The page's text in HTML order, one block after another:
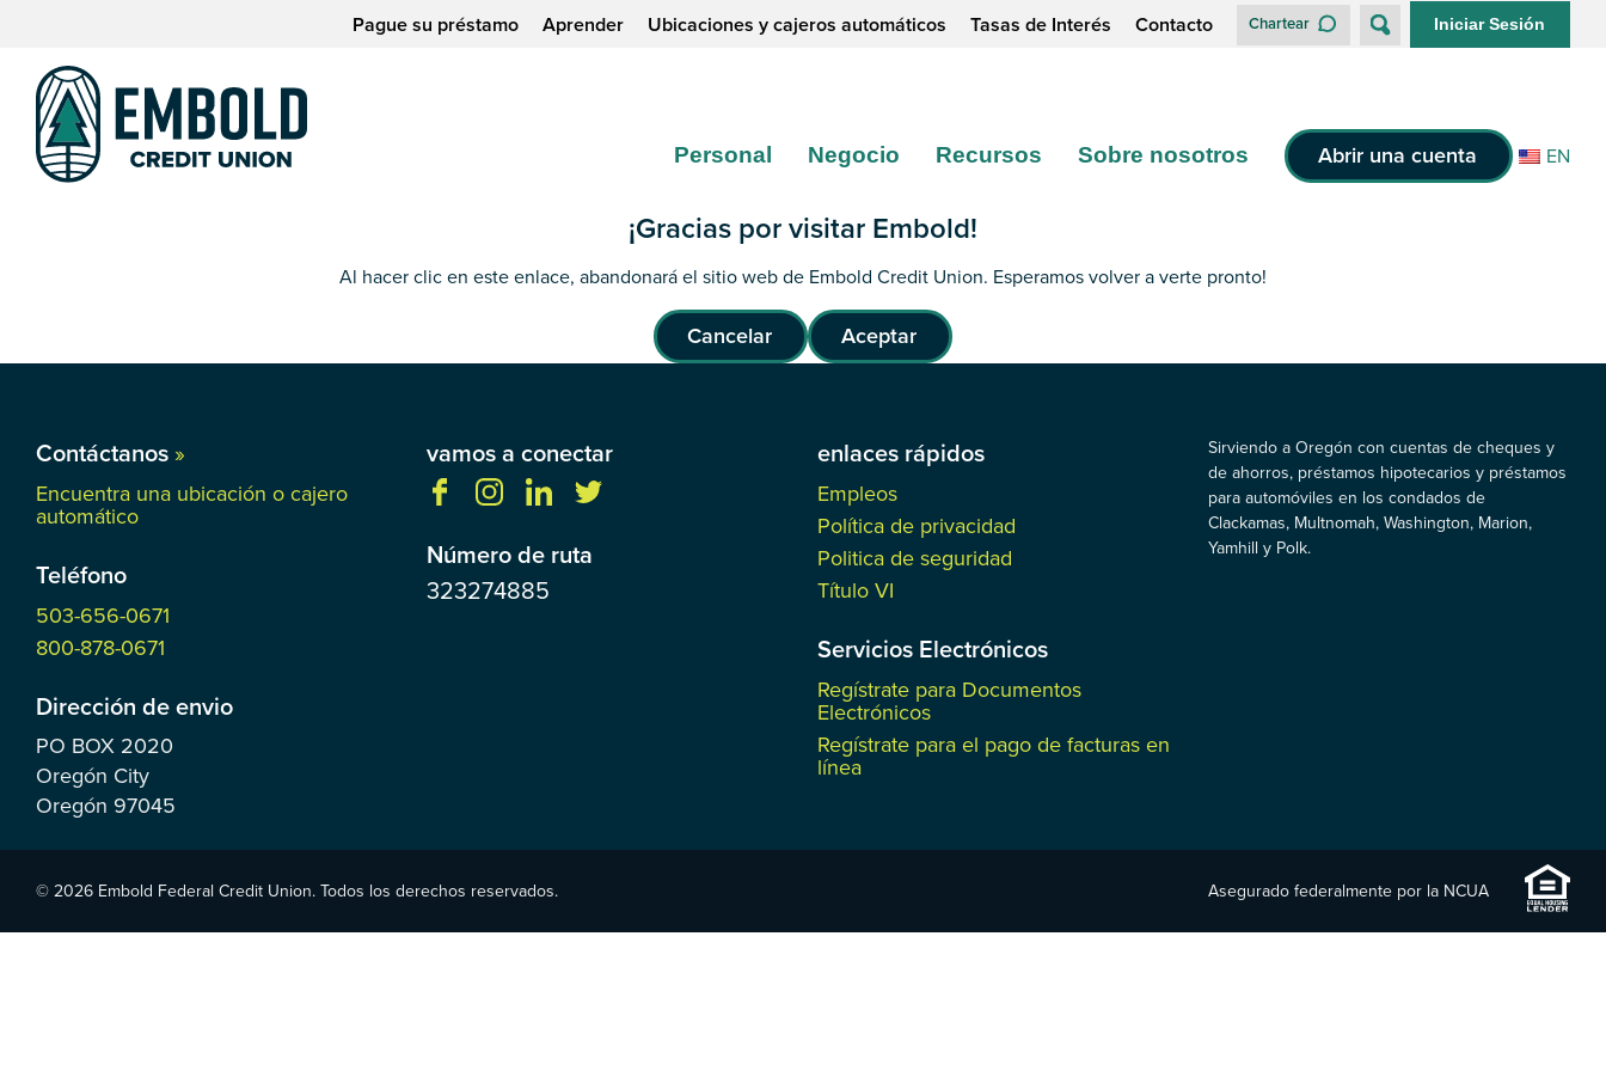
contenido
sesión
Pague su préstamo Aprender Ubicaciones y cajeros automáticos Tasas de Interés Contacto Chartear Iniciar Sesión
Personal Negocio Recursos Sobre nosotros Abrir una cuenta EN
¡Gracias por visitar Embold!
Al hacer clic en este enlace, abandonará el sitio web de Embold Credit Union. Esperamos volver a verte pronto!
Cancelar Aceptar
Contáctanos »
Encuentra una ubicación o cajero
automático
Teléfono
503-656-0671
800-878-0671
Dirección de envio
PO BOX 2020
Oregón City
Oregón 97045
vamos a conectar
Número de ruta
323274885
enlaces rápidos
Empleos
Política de privacidad
Politica de seguridad
Título VI
Servicios Electrónicos
Regístrate para Documentos
Electrónicos
Regístrate para el pago de facturas en
línea
Sirviendo a Oregón con cuentas de cheques y
de ahorros, préstamos hipotecarios y préstamos
para automóviles en los condados de
Clackamas, Multnomah, Washington, Marion,
Yamhill y Polk.
© 2026 Embold Federal Credit Union. Todos los derechos reservados. Asegurado federalmente por la NCUA